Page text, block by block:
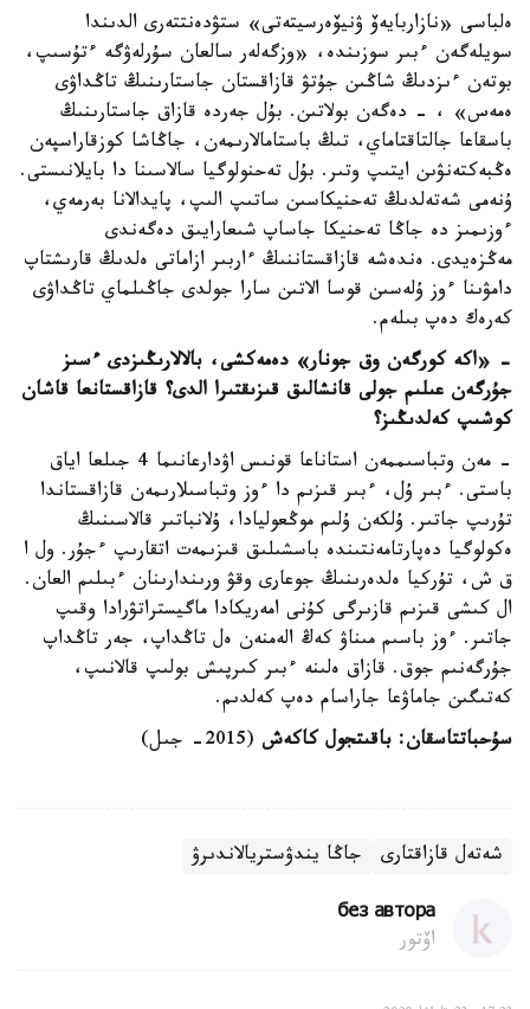
ەلباسى «نازاربايەۆ ۋنيۆەرسيتەتى» ستۋدەنتتەرى الدىندا
سويلەگەن ءبىر سوزىندە، «وزگەلەر سالعان سۇرلەۋگە ءتۇسىپ،
بوتەن ءىزدىڭ شاڭىن جۇتۋ قازاقستان جاستارىنىڭ تاڭداۋى
ەمەس» ، - دەگەن بولاتىن. بۇل جەردە قازاق جاستارىنىڭ
باسقاعا جالتاقتاماي، تىڭ باستامالارىمەن، جاڭاشا كوزقاراسپەن
ەڭبەكتەنۋىن ايتىپ وتىر. بۇل تەحنولوگيا سالاسىنا دا بايلانىستى.
ۇنەمى شەتەلدىڭ تەحنيكاسىن ساتىپ الىپ، پايدالانا بەرمەي،
ءوزىمىز دە جاڭا تەحنيكا جاساپ شىعارايىق دەگەندى
مەڭزەيدى. ەندەشە قازاقستاننىڭ ءاربىر ازاماتى ەلدىڭ قارىشتاپ
دامۋىنا ءوز ۇلەسىن قوسا الاتىن سارا جولدى جاڭىلماي تاڭداۋى
كەرەك دەپ بىلەم.
- «اكە كورگەن وق جونار» دەمەكشى، بالالارىڭىزدى ءسىز
جۇرگەن عىلىم جولى قانشالىق قىزىقتىرا الدى؟ قازاقستانعا قاشان
كوشىپ كەلدىڭىز؟
- مەن وتباسىممەن استاناعا قونىس اۋدارعانىما 4 جىلعا اياق
باستى. ءبىر ۇل، ءبىر قىزىم دا ءوز وتباسىلارىمەن قازاقستاندا
تۇرىپ جاتىر. ۇلكەن ۇلىم موڭعوليادا، ۇلانباتىر قالاسىنىڭ
ەكولوگيا دەپارتامەنتىندە باسشىلىق قىزىمەت اتقارىپ ءجۇر. ول ا
ق ش، تۇركيا ەلدەرىنىڭ جوعارى وقۋ ورىندارىنان ءبىلىم العان.
ال كىشى قىزىم قازىرگى كۇنى امەريكادا ماگيستراتۋرادا وقىپ
جاتىر. ءوز باسىم مىناۋ كەڭ الەمنەن ەل تاڭداپ، جەر تاڭداپ
جۇرگەنىم جوق. قازاق ەلىنە ءبىر كىرپىش بولىپ قالانىپ،
كەتىگىن جاماۋعا جاراسام دەپ كەلدىم.
سۇحباتتاسقان: باقىتجول كاكەش (2015- جىل)
شەتەل قازاقتارى جاڭا يندۋستريالاندىرۋ
без автора
اۆتور